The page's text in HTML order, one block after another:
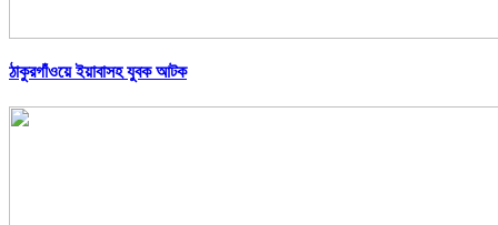
ঠাকুরগাঁওয়ে ইয়াবাসহ যুবক আটক